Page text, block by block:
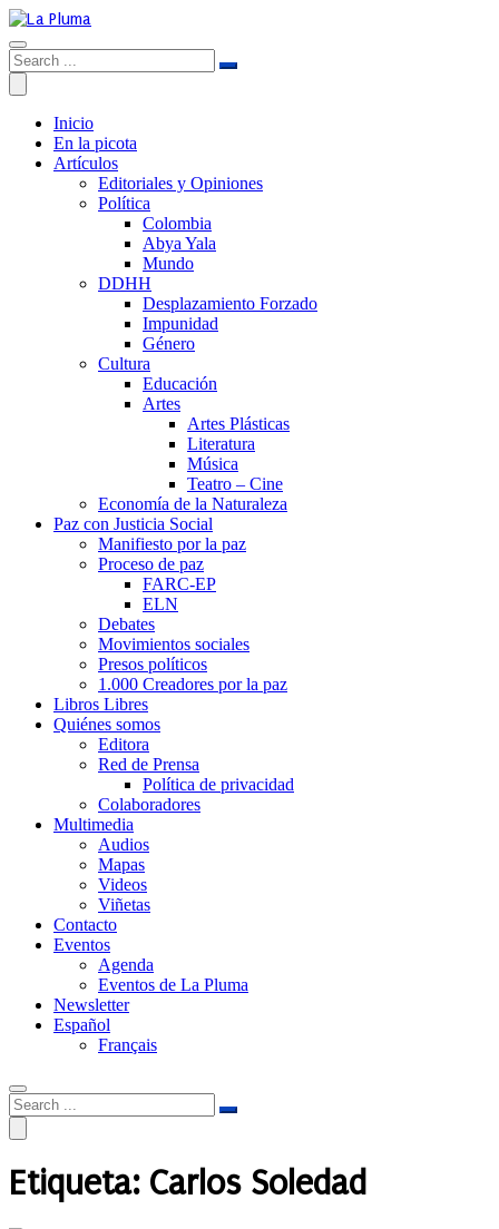
Inicio
En la picota
Artículos
Editoriales y Opiniones
Política
Colombia
Abya Yala
Mundo
DDHH
Desplazamiento Forzado
Impunidad
Género
Cultura
Educación
Artes
Artes Plásticas
Literatura
Música
Teatro – Cine
Economía de la Naturaleza
Paz con Justicia Social
Manifiesto por la paz
Proceso de paz
FARC-EP
ELN
Debates
Movimientos sociales
Presos políticos
1.000 Creadores por la paz
Libros Libres
Quiénes somos
Editora
Red de Prensa
Política de privacidad
Colaboradores
Multimedia
Audios
Mapas
Videos
Viñetas
Contacto
Eventos
Agenda
Eventos de La Pluma
Newsletter
Español
Français
Etiqueta: Carlos Soledad